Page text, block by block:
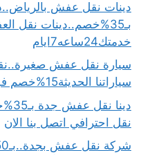
دينات نقل عفش
بـ35%خصم..دينات نقل
خدمتك24ساعه7ايام
سيارة نقل عفش
سياراتنا الحديثة15%خصم فوري..اتصل بنا
نقل احترافي اتصل بنا الان